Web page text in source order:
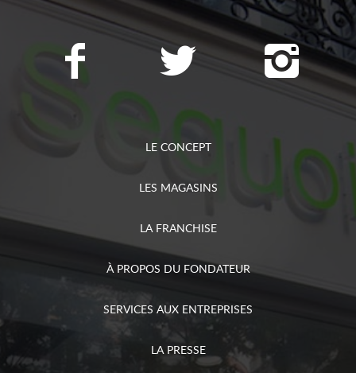
LE CONCEPT
LES MAGASINS
LA FRANCHISE
À PROPOS DU FONDATEUR
SERVICES AUX ENTREPRISES
LA PRESSE